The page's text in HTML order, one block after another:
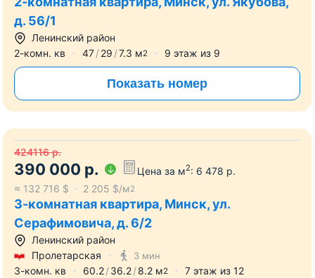
д. 56/1
Ленинский район
2-комн. кв
47 29 7.3 м2 9 этаж из 9
Показать номер
424116 р.
390 000 р. Цена за м2: 6 478 р.
≈ 132 716 $ 2 205 $/м2
3-комнатная квартира, Минск, ул.
Серафимовича, д. 6/2
Ленинский район
Пролетарская
3 мин
3-комн. кв 60.2 36.2 8.2 м2 7 этаж из 12